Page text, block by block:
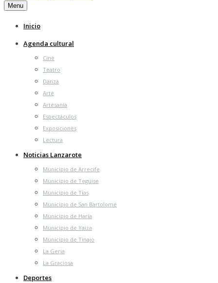
Menu
Inicio
Agenda cultural
Cine
Teatro
Danza
Arte
Artesanía
Espectáculos
Exposiciones
Lectura
Noticias Lanzarote
Municipio de Arrecife
Municipio de Teguise
Municipio de Tías
Municipio de San Bartolomé
Municipio de Haría
Municipio de Yaiza
Municipio de Tinajo
La Geria
La Graciosa
Deportes